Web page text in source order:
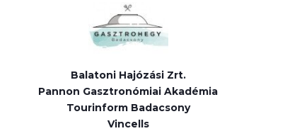
Balatoni Hajózási Zrt.
Pannon Gasztronómiai Akadémia
Tourinform Badacsony
Vincells